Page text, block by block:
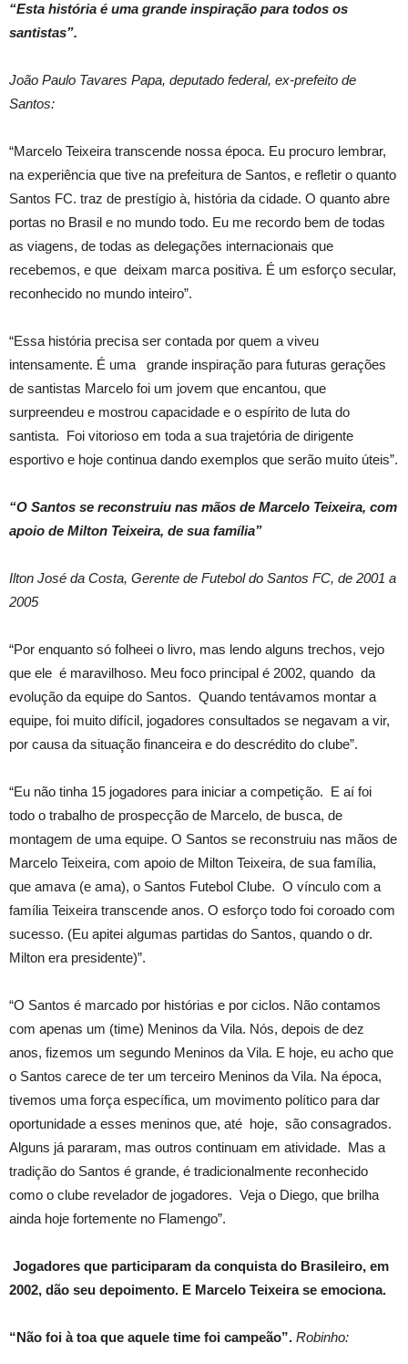
“Esta história é uma grande inspiração para todos os
santistas”.
João Paulo Tavares Papa, deputado federal, ex-prefeito de
Santos:
“Marcelo Teixeira transcende nossa época. Eu procuro lembrar,
na experiência que tive na prefeitura de Santos, e refletir o quanto
Santos FC. traz de prestígio à, história da cidade. O quanto abre
portas no Brasil e no mundo todo. Eu me recordo bem de todas
as viagens, de todas as delegações internacionais que
recebemos, e que deixam marca positiva. É um esforço secular,
reconhecido no mundo inteiro”.
“Essa história precisa ser contada por quem a viveu
intensamente. É uma grande inspiração para futuras gerações
de santistas Marcelo foi um jovem que encantou, que
surpreendeu e mostrou capacidade e o espírito de luta do
santista. Foi vitorioso em toda a sua trajetória de dirigente
esportivo e hoje continua dando exemplos que serão muito úteis”.
“O Santos se reconstruiu nas mãos de Marcelo Teixeira, com
apoio de Milton Teixeira, de sua família”
Ilton José da Costa, Gerente de Futebol do Santos FC, de 2001 a
2005
“Por enquanto só folheei o livro, mas lendo alguns trechos, vejo
que ele é maravilhoso. Meu foco principal é 2002, quando da
evolução da equipe do Santos. Quando tentávamos montar a
equipe, foi muito difícil, jogadores consultados se negavam a vir,
por causa da situação financeira e do descrédito do clube”.
“Eu não tinha 15 jogadores para iniciar a competição. E aí foi
todo o trabalho de prospecção de Marcelo, de busca, de
montagem de uma equipe. O Santos se reconstruiu nas mãos de
Marcelo Teixeira, com apoio de Milton Teixeira, de sua família,
que amava (e ama), o Santos Futebol Clube. O vínculo com a
família Teixeira transcende anos. O esforço todo foi coroado com
sucesso. (Eu apitei algumas partidas do Santos, quando o dr.
Milton era presidente)”.
“O Santos é marcado por histórias e por ciclos. Não contamos
com apenas um (time) Meninos da Vila. Nós, depois de dez
anos, fizemos um segundo Meninos da Vila. E hoje, eu acho que
o Santos carece de ter um terceiro Meninos da Vila. Na época,
tivemos uma força específica, um movimento político para dar
oportunidade a esses meninos que, até hoje, são consagrados.
Alguns já pararam, mas outros continuam em atividade. Mas a
tradição do Santos é grande, é tradicionalmente reconhecido
como o clube revelador de jogadores. Veja o Diego, que brilha
ainda hoje fortemente no Flamengo”.
Jogadores que participaram da conquista do Brasileiro, em
2002, dão seu depoimento. E Marcelo Teixeira se emociona.
“Não foi à toa que aquele time foi campeão”. Robinho: